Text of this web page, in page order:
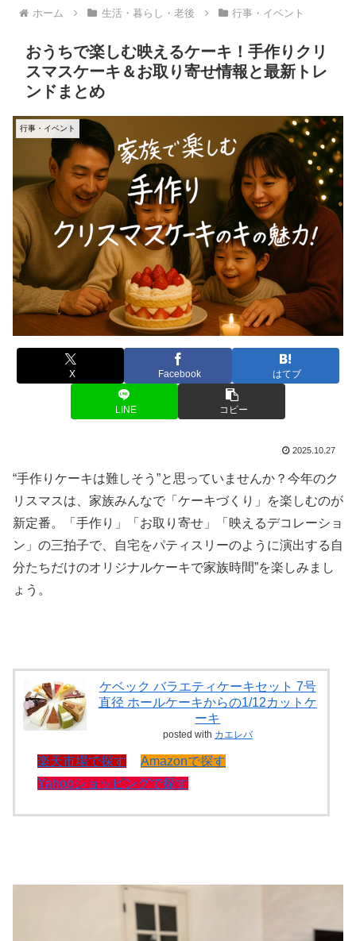
ホーム 生活・暮らし・老後 行事・イベント
おうちで楽しむ映えるケーキ！手作りクリ
スマスケーキ＆お取り寄せ情報と最新トレ
ンドまとめ
行事・イベント
X Facebook はてブ
LINE コピー
2025.10.27
“手作りケーキは難しそう”と思っていませんか？今年のク
リスマスは、家族みんなで「ケーキづくり」を楽しむのが
新定番。「手作り」「お取り寄せ」「映えるデコレーショ
ン」の三拍子で、自宅をパティスリーのように演出する自
分たちだけのオリジナルケーキで家族時間”を楽しみまし
ょう。
ケベック バラエティケーキセット 7号
直径 ホールケーキからの1/12カットケ
ーキ
posted with カエレバ
楽天市場で探す
Amazonで探す
Yahooショッピングで探す